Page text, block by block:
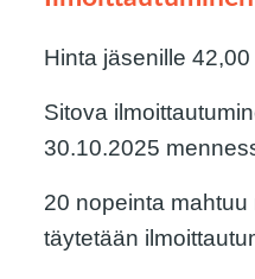
Hinta jäsenille 42,00
Sitova
30.10.2025
20 nopeinta
täytetään